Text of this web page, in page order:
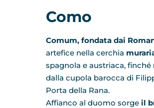
Como
Comum, fondata dai
artefice nella cerchia
spagnola e austriaca, finché
dalla cupola barocca di
Porta della Rana.
Affianco al duomo sorge il